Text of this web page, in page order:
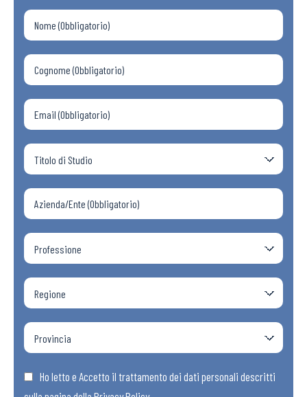
Ho letto e Accetto il trattamento dei dati personali descritti